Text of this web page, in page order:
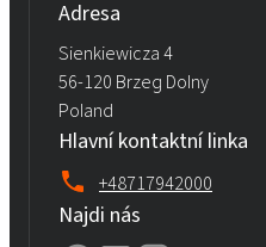
Adresa
Sienkiewicza 4
56-120 Brzeg Dolny
Poland
Hlavní kontaktní linka
+48717942000
Najdi nás